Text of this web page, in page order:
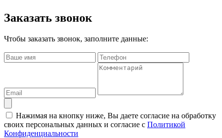
Заказать звонок
Чтобы заказать звонок, заполните данные:
Нажимая на кнопку ниже, Вы даете согласие на обработку
своих персональных данных и согласие с Политикой
Конфиденциальности